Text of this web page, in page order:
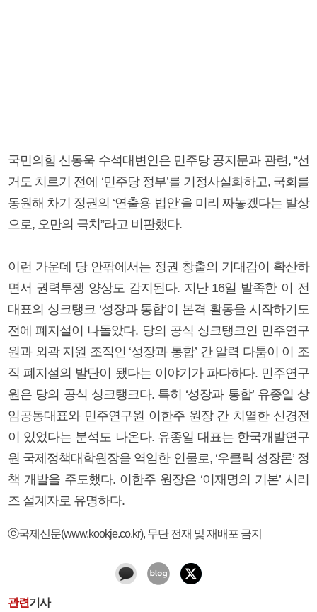
국민의힘 신동욱 수석대변인은 민주당 공지문과 관련, “선
거도 치르기 전에 ‘민주당 정부’를 기정사실화하고, 국회를
동원해 차기 정권의 ‘연출용 법안’을 미리 짜놓겠다는 발상
으로, 오만의 극치”라고 비판했다.
이런 가운데 당 안팎에서는 정권 창출의 기대감이 확산하
면서 권력투쟁 양상도 감지된다. 지난 16일 발족한 이 전
대표의 싱크탱크 ‘성장과 통합’이 본격 활동을 시작하기도
전에 폐지설이 나돌았다. 당의 공식 싱크탱크인 민주연구
원과 외곽 지원 조직인 ‘성장과 통합’ 간 알력 다툼이 이 조
직 폐지설의 발단이 됐다는 이야기가 파다하다. 민주연구
원은 당의 공식 싱크탱크다. 특히 ‘성장과 통합’ 유종일 상
임공동대표와 민주연구원 이한주 원장 간 치열한 신경전
이 있었다는 분석도 나온다. 유종일 대표는 한국개발연구
원 국제정책대학원장을 역임한 인물로, ‘우클릭 성장론’ 정
책 개발을 주도했다. 이한주 원장은 ‘이재명의 기본’ 시리
즈 설계자로 유명하다.
ⓒ국제신문(www.kookje.co.kr), 무단 전재 및 재배포 금지
관련기사